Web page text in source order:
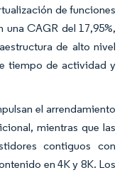
de funciones
CAGR del 17,95%,
de alto nivel
tiempo de actividad y
el arrendamiento
mientras que las
contiguos con
en 4K y 8K. Los